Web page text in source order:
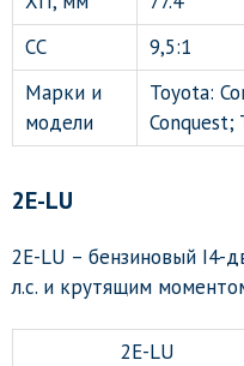
СС
9,5:1
Марки и
модели
Toyota:
Conquest;
2E-LU
2E-LU – бензиновый I4-
л.с. и крутящим
2E-LU